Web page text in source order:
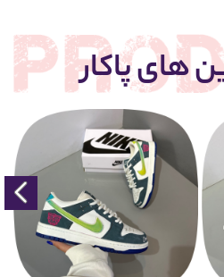
های پاکار
200,000 تومان